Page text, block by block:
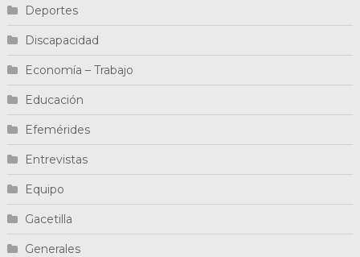
Deportes
Discapacidad
Economía – Trabajo
Educación
Efemérides
Entrevistas
Equipo
Gacetilla
Generales